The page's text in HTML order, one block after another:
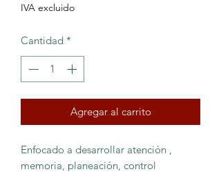
IVA excluido
Cantidad *
Agregar al carrito
Enfocado a desarrollar atención ,
memoria, planeación, control